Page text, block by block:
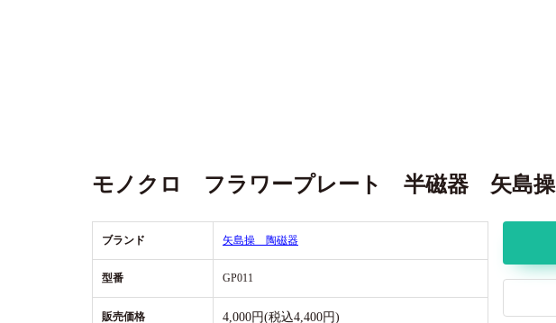
モノクロ フラワープレート 半磁器 矢島操
ブランド 矢島操 陶磁器
型番 GP011
販売価格 4,000円(税込4,400円)